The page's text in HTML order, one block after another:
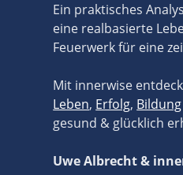
Ein praktisches
eine realbasierte
Feuerwerk für eine
Mit innerwise
Leben, Erfolg, Bildung
gesund & glücklich
Uwe Albrecht &